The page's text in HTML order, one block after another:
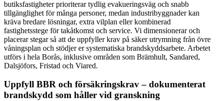
butiksfastigheter prioriterar tydlig evakueringsväg och snabb
tillgänglighet för många personer, medan industribyggnader kan
kräva bredare lösningar, extra vilplan eller kombinerad
fastighetsstege för takåtkomst och service. Vi dimensionerar och
placerar stegar så att de uppfyller krav på säker utrymning från övre
våningsplan och stödjer er systematiska brandskyddsarbete. Arbetet
utförs i hela Borås, inklusive områden som Brämhult, Sandared,
Dalsjöfors, Fristad och Viared.
Uppfyll BBR och försäkringskrav – dokumenterat
brandskydd som håller vid granskning